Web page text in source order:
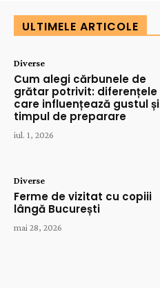
ULTIMELE ARTICOLE
Diverse
Cum alegi cărbunele de
grătar potrivit: diferențele
care influențează gustul și
timpul de preparare
iul. 1, 2026
Diverse
Ferme de vizitat cu copiii
lângă București
mai 28, 2026